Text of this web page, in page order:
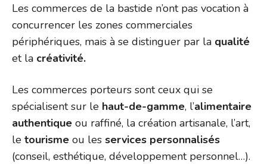
Les commerces de la bastide n’ont pas vocation à
concurrencer les zones commerciales
périphériques, mais à se distinguer par la qualité
et la créativité.
Les commerces porteurs sont ceux qui se
spécialisent sur le haut-de-gamme, l’alimentaire
authentique ou raffiné, la création artisanale, l’art,
le tourisme ou les services personnalisés
(conseil, esthétique, développement personnel…).